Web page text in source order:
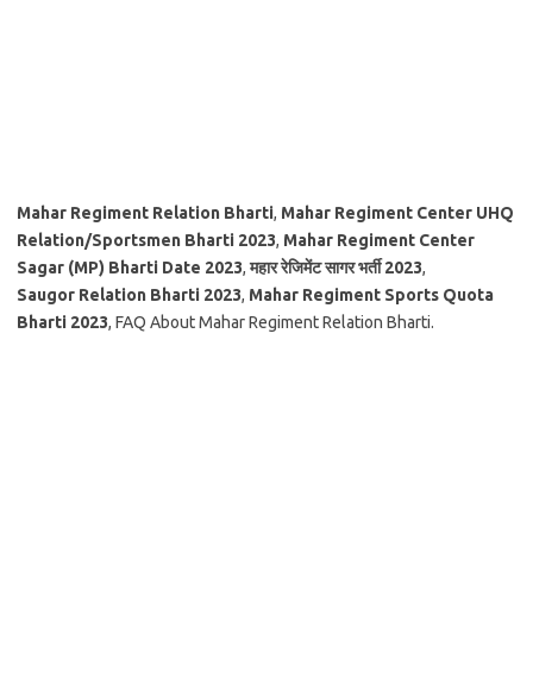
Mahar Regiment Relation Bharti, Mahar Regiment Center UHQ
Relation/Sportsmen Bharti 2023, Mahar Regiment Center
Sagar (MP) Bharti Date 2023,महार रेजिमेंट सागर भर्ती 2023,
Saugor Relation Bharti 2023, Mahar Regiment Sports Quota
Bharti 2023, FAQ About Mahar Regiment Relation Bharti.